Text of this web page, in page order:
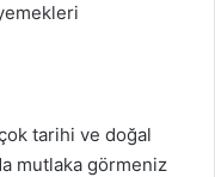
tarihi ve doğal
mutlaka görmeniz